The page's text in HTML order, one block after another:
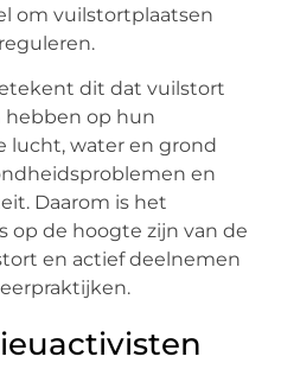
om vuilstortplaatsen
dit dat vuilstort
hebben op hun
lucht, water en grond
en
Daarom is het
op de hoogte zijn van de
en actief deelnemen